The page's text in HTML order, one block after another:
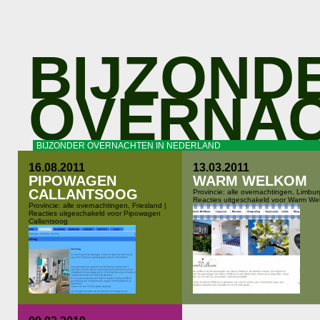
BIJZONDER OVERNACHTEN IN NEDERLAND
16.08.2011
PIPOWAGEN
CALLANTSOOG
Provincie: alle overnachtingen Friesland |
Reacties uitgeschakeld voor Pipowagen
Callantsoog
13.03.2011
WARM WELKOM
Provincie: alle overnachtingen
Reacties uitgeschakeld voor Warm